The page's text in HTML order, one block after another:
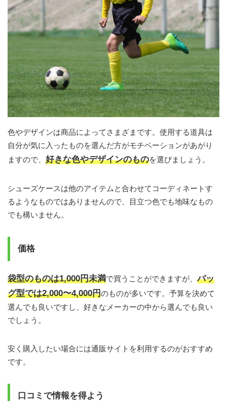
色やデザインは商品によってさまざまです。使用する道具は
自分が気に入ったものを選んだ方がモチベーションがあがり
ますので、 好きな色やデザインのものを選びましょう。
シューズケースは他のアイテムと合わせてコーディネートす
るようなものではありませんので、目立つ色でも地味なもの
でも構いません。
価格
袋型のものは1,000円未満で買うことができますが、バッ
グ型では2,000〜4,000円のものが多いです。予算を決めて
選んでも良いですし、好きなメーカーの中から選んでも良い
でしょう。
安く購入したい場合には通販サイトを利用するのがおすすめ
です。
口コミで情報を得よう